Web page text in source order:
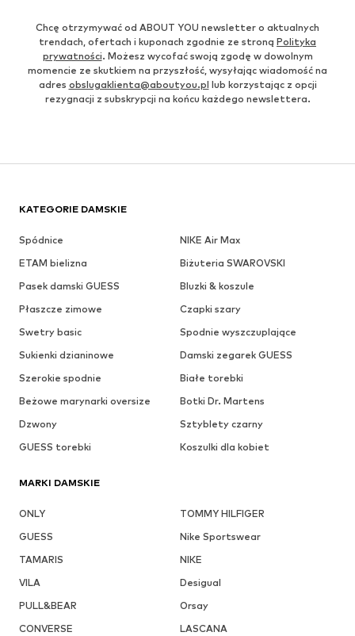
Chcę otrzymywać od ABOUT YOU newsletter o aktualnych
trendach, ofertach i kuponach zgodnie ze stroną Polityka
prywatności. Możesz wycofać swoją zgodę w dowolnym
momencie ze skutkiem na przyszłość, wysyłając wiadomość na
adres obslugaklienta@aboutyou.pl lub korzystając z opcji
rezygnacji z subskrypcji na końcu każdego newslettera.
KATEGORIE DAMSKIE
Spódnice
NIKE Air Max
ETAM bielizna
Biżuteria SWAROVSKI
Pasek damski GUESS
Bluzki & koszule
Płaszcze zimowe
Czapki szary
Swetry basic
Spodnie wyszczuplające
Sukienki dzianinowe
Damski zegarek GUESS
Szerokie spodnie
Białe torebki
Beżowe marynarki oversize
Botki Dr. Martens
Dzwony
Sztyblety czarny
GUESS torebki
Koszulki dla kobiet
MARKI DAMSKIE
ONLY
TOMMY HILFIGER
GUESS
Nike Sportswear
TAMARIS
NIKE
VILA
Desigual
PULL&BEAR
Orsay
CONVERSE
LASCANA